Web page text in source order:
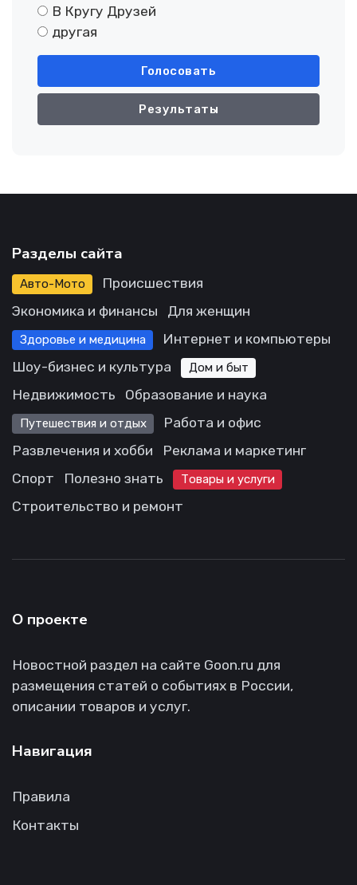
В Кругу Друзей
другая
Голосовать
Результаты
Разделы сайта
Авто-Мото
Происшествия
Экономика и финансы
Для женщин
Здоровье и медицина
Интернет и компьютеры
Шоу-бизнес и культура
Дом и быт
Недвижимость Образование и наука
Путешествия и отдых
Работа и офис
Развлечения и хобби
Реклама и маркетинг
Спорт
Полезно знать Товары и услуги
Строительство и ремонт
О проекте
Новостной раздел на сайте Goon.ru для
размещения статей о событиях в России,
описании товаров и услуг.
Навигация
Правила
Контакты